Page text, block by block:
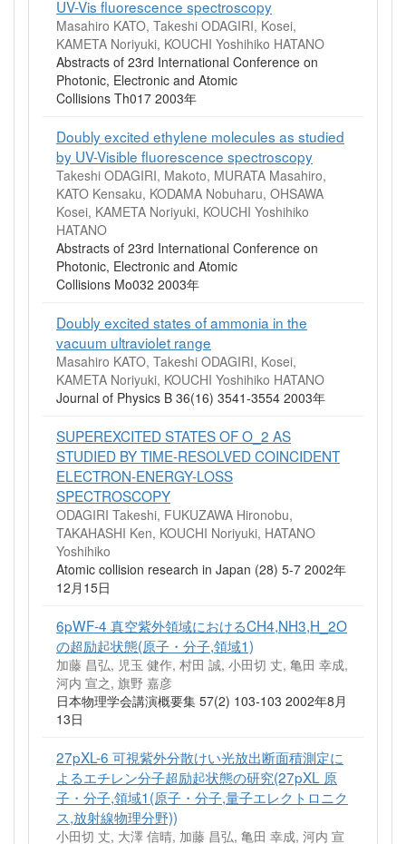
UV-Vis fluorescence spectroscopy
Masahiro KATO, Takeshi ODAGIRI, Kosei,
KAMETA Noriyuki, KOUCHI Yoshihiko HATANO
Abstracts of 23rd International Conference on
Photonic, Electronic and Atomic
Collisions Th017 2003年
Doubly excited ethylene molecules as studied
by UV-Visible fluorescence spectroscopy
Takeshi ODAGIRI, Makoto, MURATA Masahiro,
KATO Kensaku, KODAMA Nobuharu, OHSAWA
Kosei, KAMETA Noriyuki, KOUCHI Yoshihiko
HATANO
Abstracts of 23rd International Conference on
Photonic, Electronic and Atomic
Collisions Mo032 2003年
Doubly excited states of ammonia in the
vacuum ultraviolet range
Masahiro KATO, Takeshi ODAGIRI, Kosei,
KAMETA Noriyuki, KOUCHI Yoshihiko HATANO
Journal of Physics B 36(16) 3541-3554 2003年
SUPEREXCITED STATES OF O_2 AS
STUDIED BY TIME-RESOLVED COINCIDENT
ELECTRON-ENERGY-LOSS
SPECTROSCOPY
ODAGIRI Takeshi, FUKUZAWA Hironobu,
TAKAHASHI Ken, KOUCHI Noriyuki, HATANO
Yoshihiko
Atomic collision research in Japan (28) 5-7 2002年
12月15日
6pWF-4 真空紫外領域におけるCH4,NH3,H_2O
の超励起状態(原子・分子,領域1)
加藤 昌弘, 児玉 健作, 村田 誠, 小田切 丈, 亀田 幸成,
河内 宣之, 旗野 嘉彦
日本物理学会講演概要集 57(2) 103-103 2002年8月
13日
27pXL-6 可視紫外分散けい光放出断面積測定に
よるエチレン分子超励起状態の研究(27pXL 原
子・分子,領域1(原子・分子,量子エレクトロニク
ス,放射線物理分野))
小田切 丈, 大澤 信晴, 加藤 昌弘, 亀田 幸成, 河内 宣